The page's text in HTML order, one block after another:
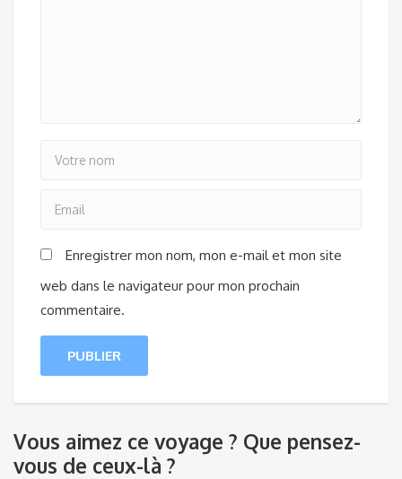
Enregistrer mon nom, mon e-mail et mon site
web dans le navigateur pour mon prochain
commentaire.
Vous aimez ce voyage ? Que pensez-
vous de ceux-là ?